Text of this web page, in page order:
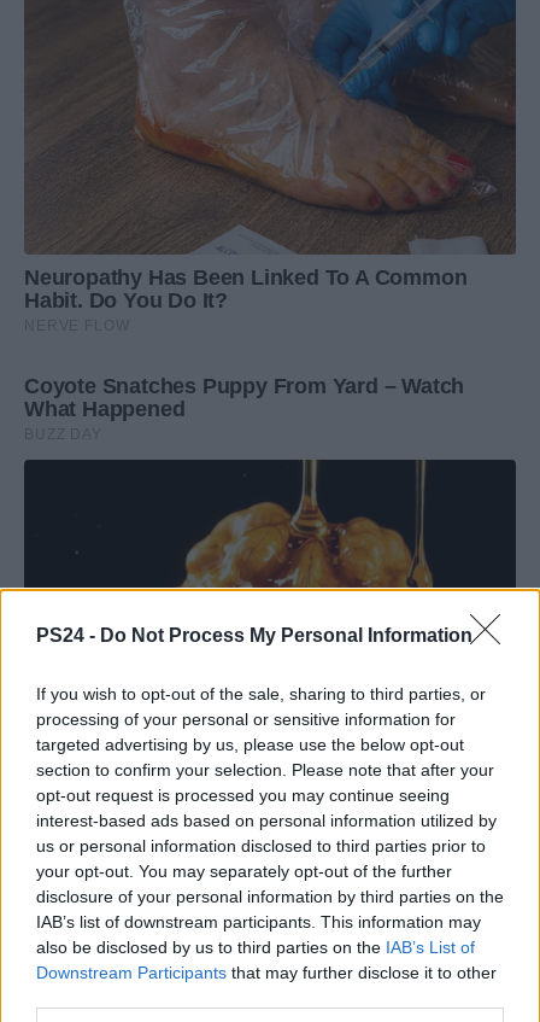
PS24 - Do Not Process My Personal Information
If you wish to opt-out of the sale, sharing to third parties, or
processing of your personal or sensitive information for
targeted advertising by us, please use the below opt-out
section to confirm your selection. Please note that after your
opt-out request is processed you may continue seeing
interest-based ads based on personal information utilized by
us or personal information disclosed to third parties prior to
your opt-out. You may separately opt-out of the further
disclosure of your personal information by third parties on the
IAB’s list of downstream participants. This information may
also be disclosed by us to third parties on the IAB’s List of
Downstream Participants that may further disclose it to other